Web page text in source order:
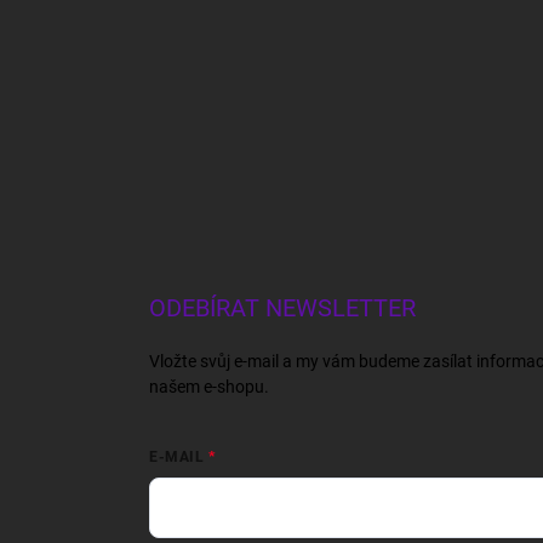
ODEBÍRAT NEWSLETTER
Vložte svůj e-mail a my vám budeme zasílat
našem e-shopu.
E-MAIL